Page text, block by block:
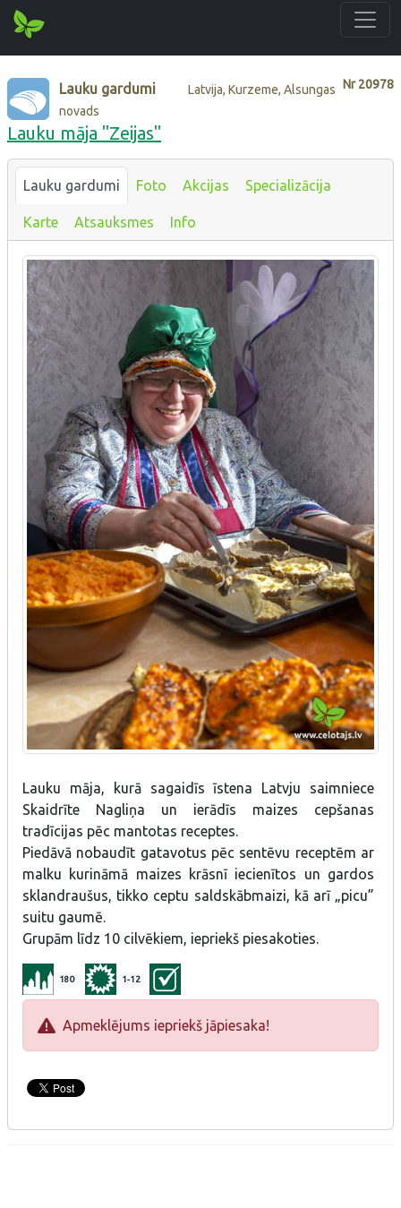
Nr20978
Lauku gardumi
Latvija, Kurzeme, Alsungas
novads
Lauku māja "Zeijas"
Lauku gardumi Foto Akcijas Specializācija
Karte Atsauksmes Info
Lauku māja, kurā sagaidīs īstena Latvju saimniece
Skaidrīte Nagliņa un ierādīs maizes cepšanas
tradīcijas pēc mantotas receptes.
Piedāvā nobaudīt gatavotus pēc sentēvu receptēm ar
malku kurināmā maizes krāsnī iecienītos un gardos
sklandraušus, tikko ceptu saldskābmaizi, kā arī „picu”
suitu gaumē.
Grupām līdz 10 cilvēkiem, iepriekš piesakoties.
180 1-12
Apmeklējums iepriekš jāpiesaka!